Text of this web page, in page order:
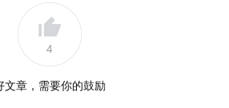
4
文章，需要你的鼓励